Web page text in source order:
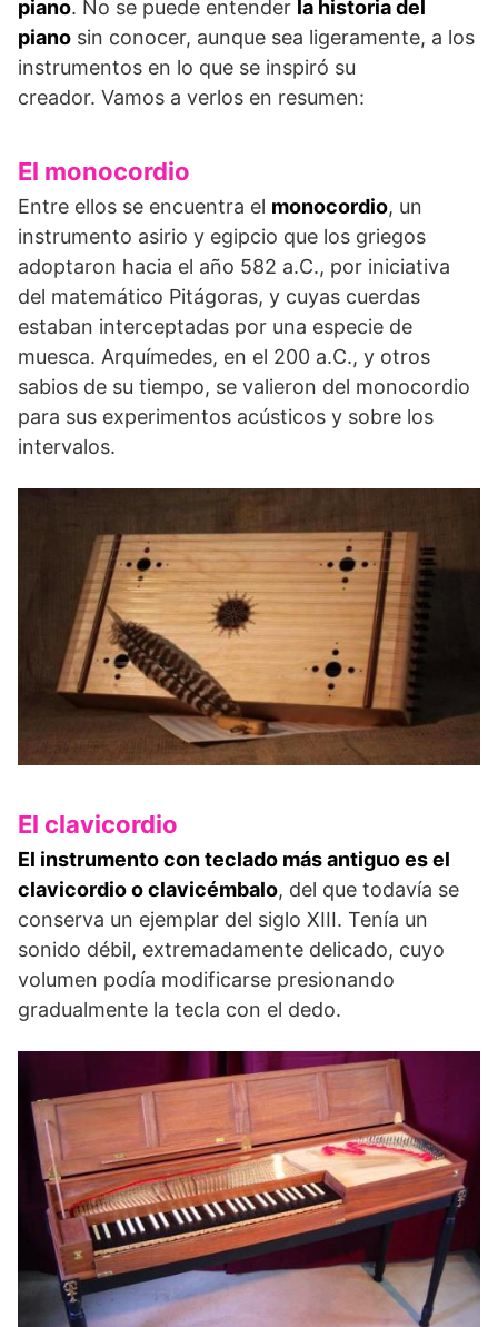
piano. No se puede entender la historia del
piano sin conocer, aunque sea ligeramente, a los
instrumentos en lo que se inspiró su
creador. Vamos a verlos en resumen:
El monocordio
Entre ellos se encuentra el monocordio, un
instrumento asirio y egipcio que los griegos
adoptaron hacia el año 582 a.C., por iniciativa
del matemático Pitágoras, y cuyas cuerdas
estaban interceptadas por una especie de
muesca. Arquímedes, en el 200 a.C., y otros
sabios de su tiempo, se valieron del monocordio
para sus experimentos acústicos y sobre los
intervalos.
El clavicordio
El instrumento con teclado más antiguo es el
clavicordio o clavicémbalo, del que todavía se
conserva un ejemplar del siglo XIII. Tenía un
sonido débil, extremadamente delicado, cuyo
volumen podía modificarse presionando
gradualmente la tecla con el dedo.